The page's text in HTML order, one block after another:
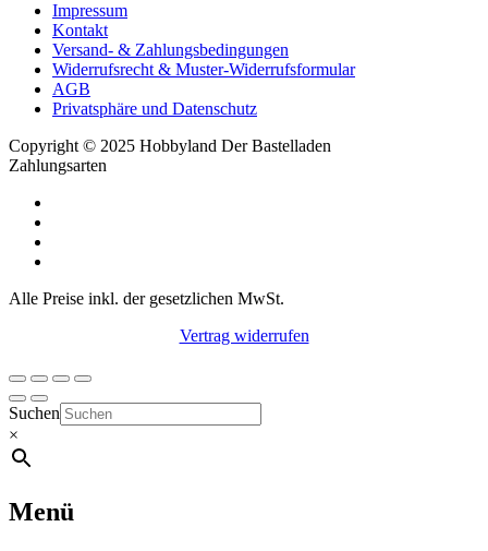
Impressum
Kontakt
Versand- & Zahlungsbedingungen
Widerrufsrecht & Muster-Widerrufsformular
AGB
Privatsphäre und Datenschutz
Copyright © 2025 Hobbyland Der Bastelladen
Zahlungsarten
Alle Preise inkl. der gesetzlichen MwSt.
Vertrag widerrufen
Suchen
×
Menü